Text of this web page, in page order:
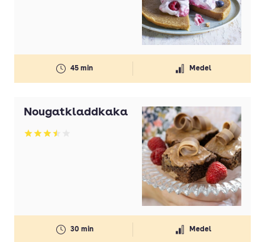
45 min Medel
Nougatkladdkaka
Betyg: 3.5 av 5
30 min Medel